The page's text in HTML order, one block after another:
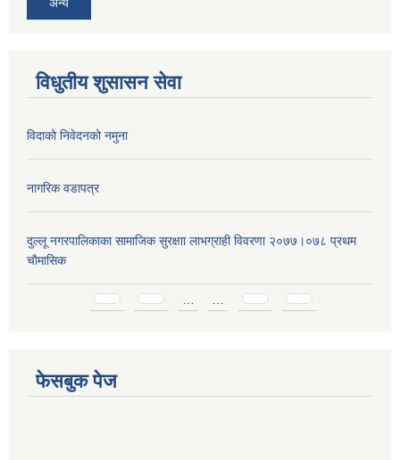
विधुतीय शुसासन सेवा
विदाको निवेदनको नमुना
नागरिक वडापत्र
दुल्लू नगरपालिकाका सामाजिक सुरक्षाा लाभग्राही विवरणा २०७७।०७८ प्रथम
चाैमासिक
Pages
फेसबुक पेज